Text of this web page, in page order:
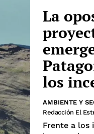
La
los
AMBIENTE Y
Redacción El
Frente a los